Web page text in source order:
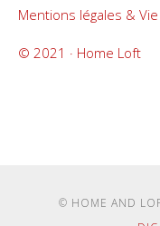
Mentions légales &
© 2021 · Home Loft
© HOME AND